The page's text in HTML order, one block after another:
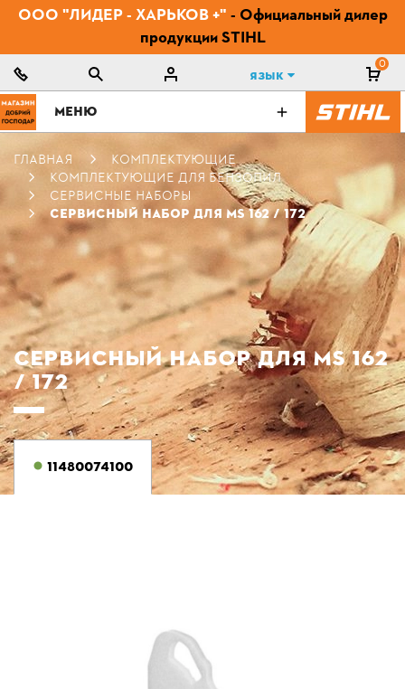
ООО "ЛИДЕР - ХАРЬКОВ +" - Официальный дилер
продукции STIHL
Язык
0
МЕНЮ
ГЛАВНАЯ
КОМПЛЕКТУЮЩИЕ
КОМПЛЕКТУЮЩИЕ ДЛЯ БЕНЗОПИЛ
СЕРВИСНЫЕ НАБОРЫ
СЕРВИСНЫЙ НАБОР ДЛЯ MS 162 / 172
СЕРВИСНЫЙ НАБОР ДЛЯ MS 162
/ 172
11480074100